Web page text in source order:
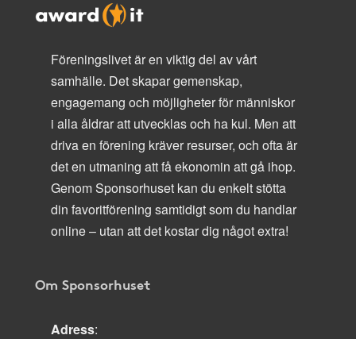
Föreningslivet är en viktig del av vårt
samhälle. Det skapar gemenskap,
engagemang och möjligheter för människor
i alla åldrar att utvecklas och ha kul. Men att
driva en förening kräver resurser, och ofta är
det en utmaning att få ekonomin att gå ihop.
Genom Sponsorhuset kan du enkelt stötta
din favoritförening samtidigt som du handlar
online – utan att det kostar dig något extra!
Om Sponsorhuset
Adress: